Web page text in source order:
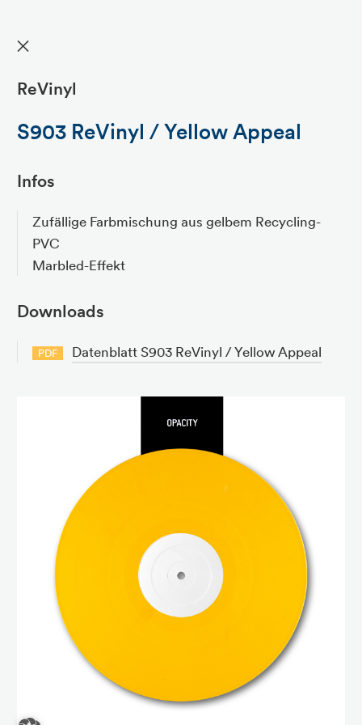
✕
ReVinyl
S903 ReVinyl / Yellow Appeal
Infos
Zufällige Farbmischung aus gelbem Recycling-
PVC
Marbled-Effekt
Downloads
PDF Datenblatt S903 ReVinyl / Yellow Appeal